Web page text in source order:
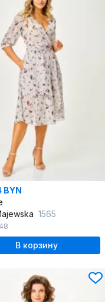
BYN
1565
48
В корзину